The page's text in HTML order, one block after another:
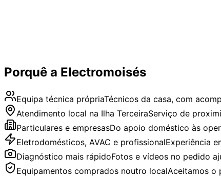
Porquê a Electromoisés
Equipa técnica própriaTécnicos da casa, com
Atendimento local na Ilha TerceiraServiço de
Particulares e empresasDo apoio doméstico às
Eletrodomésticos, AVAC e profissionalExperiência
Diagnóstico mais rápidoFotos e vídeos no pedido
Equipamentos comprados noutro localAceitamos o